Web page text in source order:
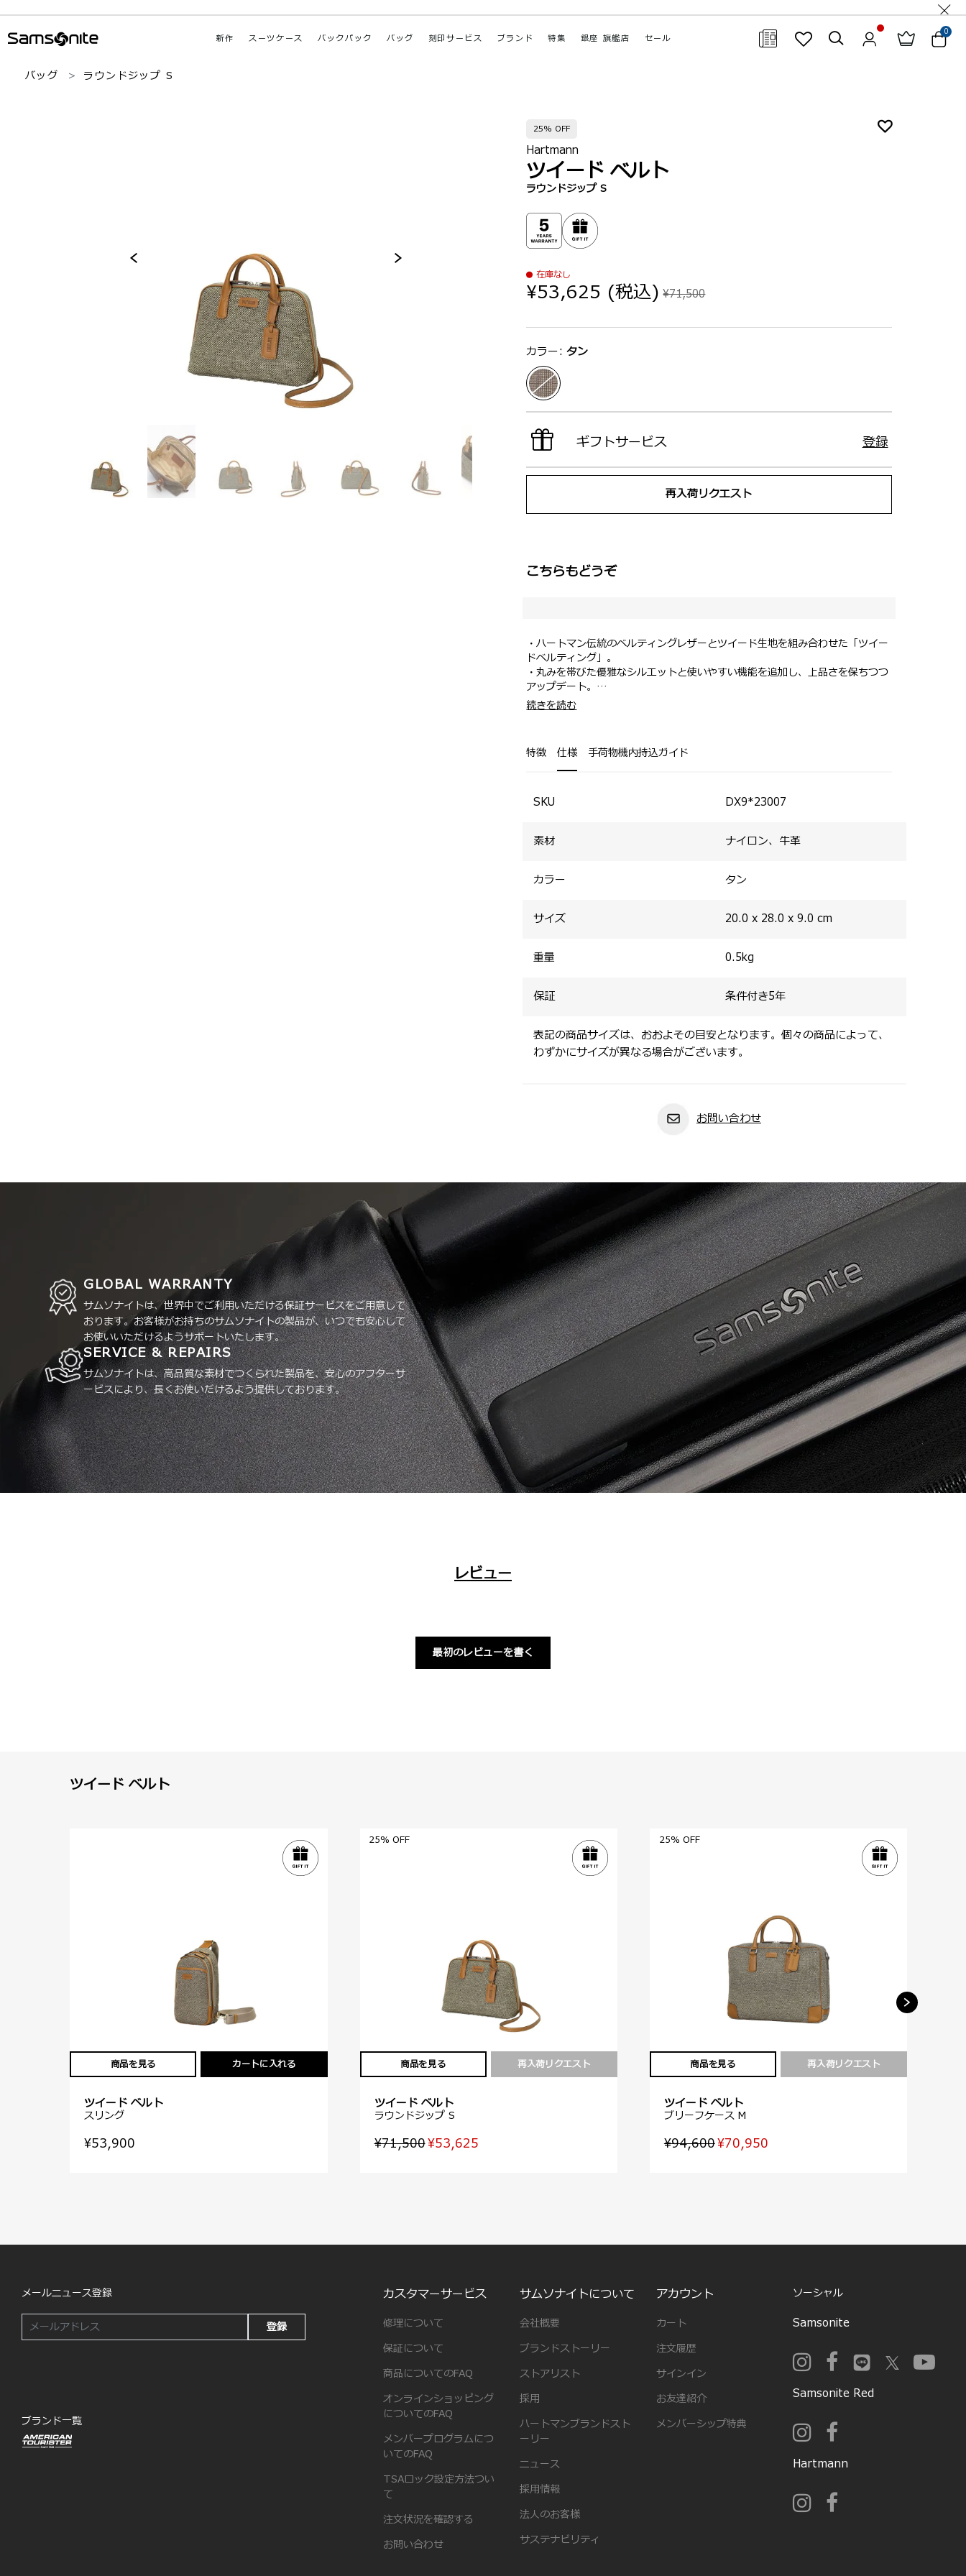
新作 スーツケース バックパック バッグ 刻印サービス ブランド 特集 銀座 旗艦店 セール
0
バッグ ラウンドジップ S
25% OFF
Hartmann
ツイード ベルト
ラウンドジップ S
在庫なし
¥71,500
¥53,625 (税込)
選択：
カラー:タン
ギフトサービス 登録
再入荷リクエスト
こちらもどうぞ
・ハートマン伝統のベルティングレザーとツイード生地を組み合わせた「ツイー
ドベルティング」。
・丸みを帯びた優雅なシルエットと使いやすい機能を追加し、上品さを保ちつつ
アップデート。
・側面は鋭角にカーブするシルエットでコンパクトに見えながらも底マチがしっ
・内装にはファスナーポケット、オープンポケットがあり、小物を機能的に収納
続きを読む
特徴 仕様 手荷物機内持込ガイド
SKU DX9*23007
素材 ナイロン、牛革
カラー タン
サイズ 20.0 x 28.0 x 9.0 cm
重量 0.5kg
保証 条件付き5年
表記の商品サイズは、おおよその目安となります。個々の商品によって、
わずかにサイズが異なる場合がございます。
お問い合わせ
GLOBAL WARRANTY
サムソナイトは、世界中でご利用いただける保証サービスをご用意して
おります。お客様がお持ちのサムソナイトの製品が、いつでも安心して
お使いいただけるようサポートいたします。
SERVICE & REPAIRS
サムソナイトは、高品質な素材でつくられた製品を、安心のアフターサ
ービスにより、長くお使いだけるよう提供しております。
レビュー
最初のレビューを書く
ツイード ベルト
商品を見る カートに入れる
ツイード ベルト
スリング
¥53,900
商品を見る 再入荷リクエスト
25% OFF
ツイード ベルト
ラウンドジップ S
¥71,500¥53,625
商品を見る 再入荷リクエスト
25% OFF
ツイード ベルト
ブリーフケース M
¥94,600¥70,950
メールニュース登録
登録
ブランド一覧
カスタマーサービス
修理について
保証について
商品についてのFAQ
オンラインショッピング
についてのFAQ
メンバープログラムにつ
いてのFAQ
TSAロック設定方法つい
て
注文状況を確認する
お問い合わせ
サムソナイトについて
会社概要
ブランドストーリー
ストアリスト
採用
ハートマンブランドスト
ーリー
ニュース
採用情報
法人のお客様
サステナビリティ
アカウント
カート
注文履歴
サインイン
お友達紹介
メンバーシップ特典
ソーシャル
Samsonite
Samsonite Red
Hartmann